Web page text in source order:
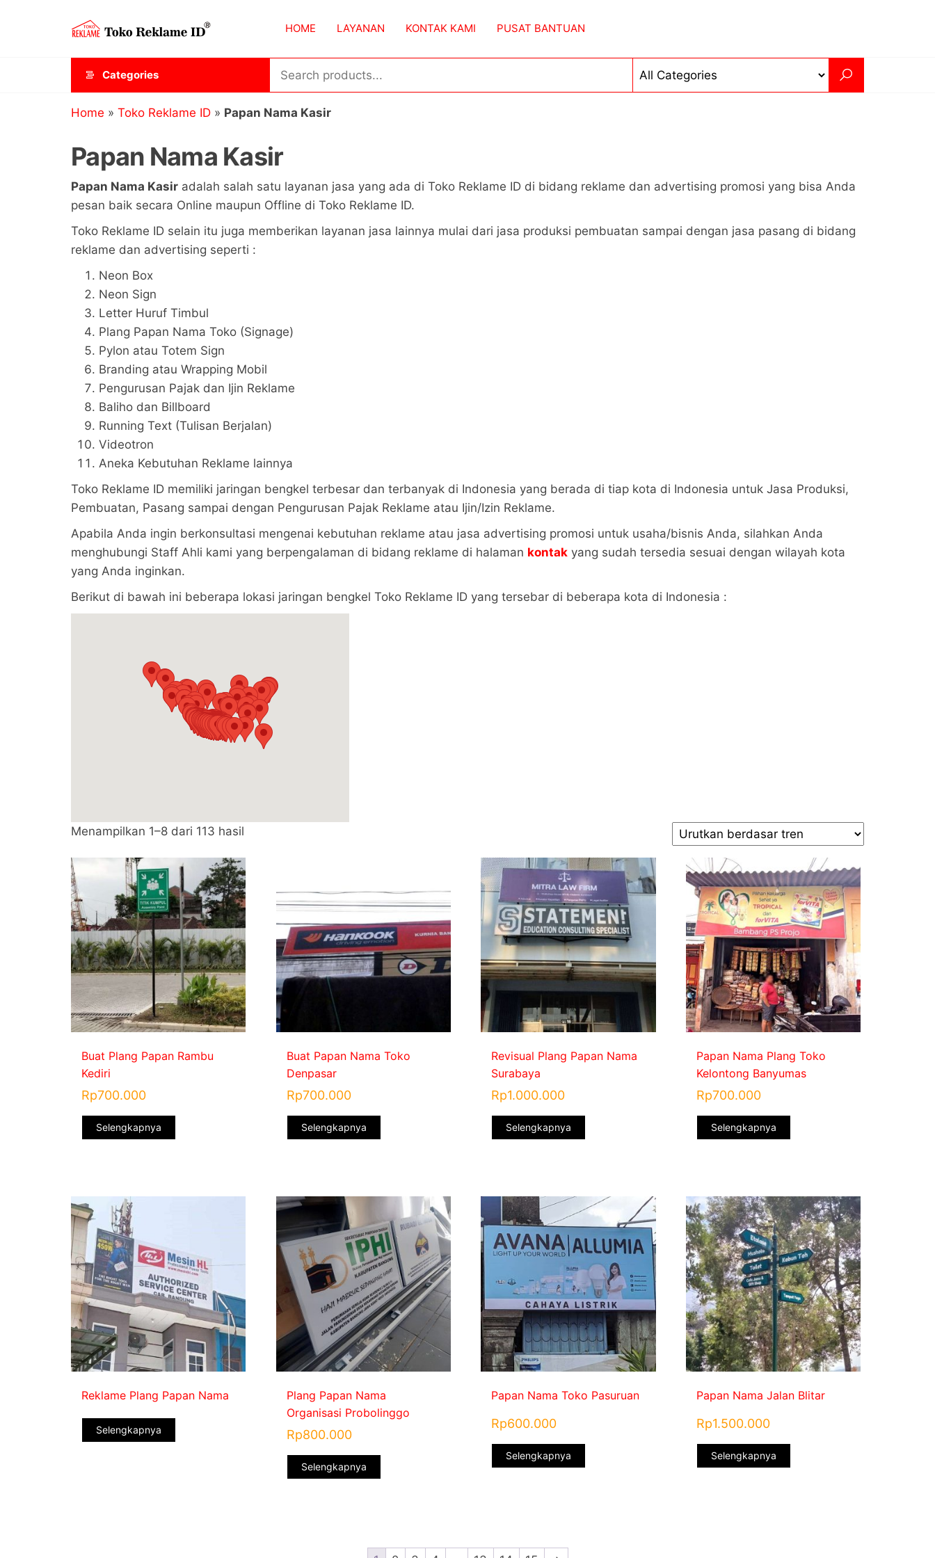
ID
HOME LAYANAN KONTAK KAMI PUSAT BANTUAN
Categories
Home » Toko Reklame ID » Papan Nama Kasir
Papan Nama Kasir
Papan Nama Kasir adalah salah satu layanan jasa yang ada di Toko Reklame ID di bidang reklame dan advertising promosi yang bisa Anda
pesan baik secara Online maupun Offline di Toko Reklame ID.
Toko Reklame ID selain itu juga memberikan layanan jasa lainnya mulai dari jasa produksi pembuatan sampai dengan jasa pasang di bidang
reklame dan advertising seperti :
Neon Box
Neon Sign
Letter Huruf Timbul
Plang Papan Nama Toko (Signage)
Pylon atau Totem Sign
Branding atau Wrapping Mobil
Pengurusan Pajak dan Ijin Reklame
Baliho dan Billboard
Running Text (Tulisan Berjalan)
Videotron
Aneka Kebutuhan Reklame lainnya
Toko Reklame ID memiliki jaringan bengkel terbesar dan terbanyak di Indonesia yang berada di tiap kota di Indonesia untuk Jasa Produksi,
Pembuatan, Pasang sampai dengan Pengurusan Pajak Reklame atau Ijin/Izin Reklame.
Apabila Anda ingin berkonsultasi mengenai kebutuhan reklame atau jasa advertising promosi untuk usaha/bisnis Anda, silahkan Anda
menghubungi Staff Ahli kami yang berpengalaman di bidang reklame di halaman kontak yang sudah tersedia sesuai dengan wilayah kota
yang Anda inginkan.
Berikut di bawah ini beberapa lokasi jaringan bengkel Toko Reklame ID yang tersebar di beberapa kota di Indonesia :
Menampilkan 1–8 dari 113 hasil
popularitas
Buat Plang Papan Rambu
Kediri
Rp700.000
Selengkapnya
Buat Papan Nama Toko
Denpasar
Rp700.000
Selengkapnya
Revisual Plang Papan Nama
Surabaya
Rp1.000.000
Selengkapnya
Papan Nama Plang Toko
Kelontong Banyumas
Rp700.000
Selengkapnya
Reklame Plang Papan Nama
Selengkapnya
Plang Papan Nama
Organisasi Probolinggo
Rp800.000
Selengkapnya
Papan Nama Toko Pasuruan
Rp600.000
Selengkapnya
Papan Nama Jalan Blitar
Rp1.500.000
Selengkapnya